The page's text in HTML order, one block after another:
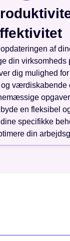
af
din virksomheds
dig mulighed
værdiskabende
en fleksibel
specifikke
din